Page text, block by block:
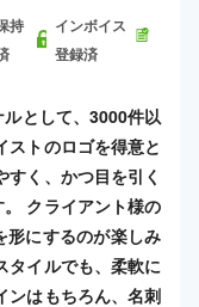
持
インボイス
登録済
として、3000件以
ストのロゴを得意と
すく、かつ目を引く
クライアント様の
形にするのが楽しみ
タイルでも、柔軟に
ンはもちろん、名刺